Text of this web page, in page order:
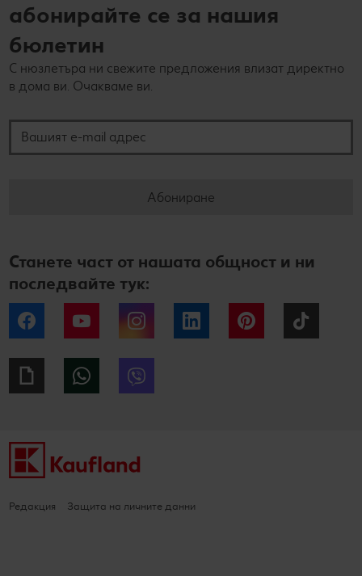
абонирайте се за нашия
бюлетин
С нюзлетъра ни свежите предложения влизат директно
в дома ви. Очакваме ви.
Абониране
Станете част от нашата общност и ни
последвайте тук:
Facebook YouTube Instagram LinkedIn Pinterest
Giphy WhatsApp
Редакция Защита на личните данни